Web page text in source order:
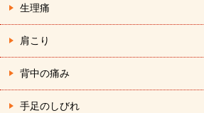
生理痛
肩こり
背中の痛み
手足のしびれ